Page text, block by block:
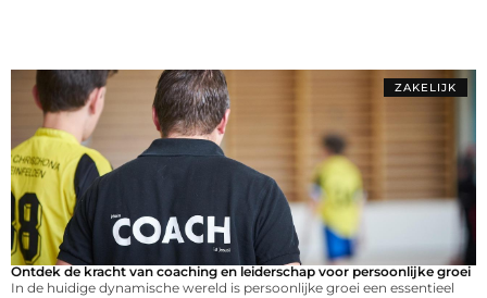
ZAKELIJK
Ontdek de kracht van coaching en leiderschap voor persoonlijke groei
In de huidige dynamische wereld is persoonlijke groei een essentieel